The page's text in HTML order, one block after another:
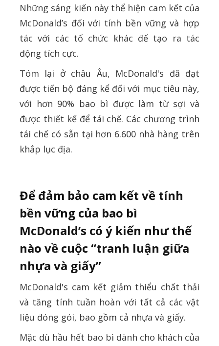
Những sáng kiến ​​này thể hiện cam kết của
McDonald’s đối với tính bền vững và hợp
tác với các tổ chức khác để tạo ra tác
động tích cực.
Tóm lại ở châu Âu, McDonald's đã đạt
được tiến bộ đáng kể đối với mục tiêu này,
với hơn 90% bao bì được làm từ sợi và
được thiết kế để tái chế. Các chương trình
tái chế có sẵn tại hơn 6.600 nhà hàng trên
khắp lục địa.
Để đảm bảo cam kết về tính
bền vững của bao bì
McDonald’s có ý kiến như thế
nào về cuộc “tranh luận giữa
nhựa và giấy”
McDonald's cam kết giảm thiểu chất thải
và tăng tính tuần hoàn với tất cả các vật
liệu đóng gói, bao gồm cả nhựa và giấy.
Mặc dù hầu hết bao bì dành cho khách của